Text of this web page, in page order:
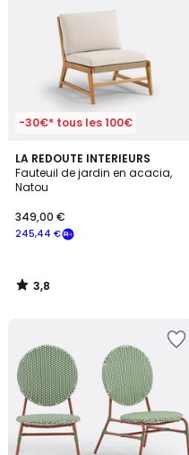
-30€* tous les 100€
LA REDOUTE INTERIEURS
Fauteuil de jardin en acacia,
Natou
245,44 €
349,00 €
3,8
/ 5
3,8
/